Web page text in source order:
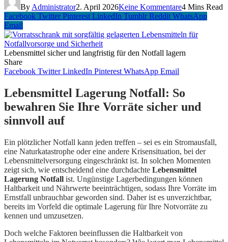
By Administrator2. April 2026Keine Kommentare4 Mins Read
Facebook Twitter Pinterest LinkedIn Tumblr Reddit WhatsApp
Email
Lebensmittel sicher und langfristig für den Notfall lagern
Share
Facebook Twitter LinkedIn Pinterest WhatsApp Email
Lebensmittel Lagerung Notfall: So
bewahren Sie Ihre Vorräte sicher und
sinnvoll auf
Ein plötzlicher Notfall kann jeden treffen – sei es ein Stromausfall,
eine Naturkatastrophe oder eine andere Krisensituation, bei der
Lebensmittelversorgung eingeschränkt ist. In solchen Momenten
zeigt sich, wie entscheidend eine durchdachte Lebensmittel
Lagerung Notfall ist. Ungünstige Lagerbedingungen können
Haltbarkeit und Nährwerte beeinträchtigen, sodass Ihre Vorräte im
Ernstfall unbrauchbar geworden sind. Daher ist es unverzichtbar,
bereits im Vorfeld die optimale Lagerung für Ihre Notvorräte zu
kennen und umzusetzen.
Doch welche Faktoren beeinflussen die Haltbarkeit von